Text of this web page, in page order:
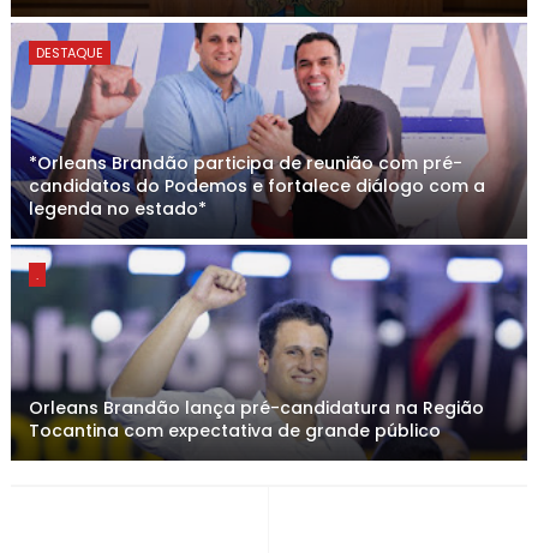
DESTAQUE
*Orleans Brandão participa de reunião com pré-
candidatos do Podemos e fortalece diálogo com a
legenda no estado*
.
Orleans Brandão lança pré-candidatura na Região
Tocantina com expectativa de grande público